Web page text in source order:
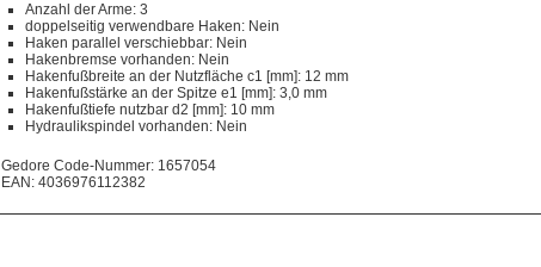
Anzahl der Arme: 3
doppelseitig verwendbare Haken: Nein
Haken parallel verschiebbar: Nein
Hakenbremse vorhanden: Nein
Hakenfußbreite an der Nutzfläche c1 [mm]: 12 mm
Hakenfußstärke an der Spitze e1 [mm]: 3,0 mm
Hakenfußtiefe nutzbar d2 [mm]: 10 mm
Hydraulikspindel vorhanden: Nein
Gedore Code-Nummer: 1657054
EAN: 4036976112382